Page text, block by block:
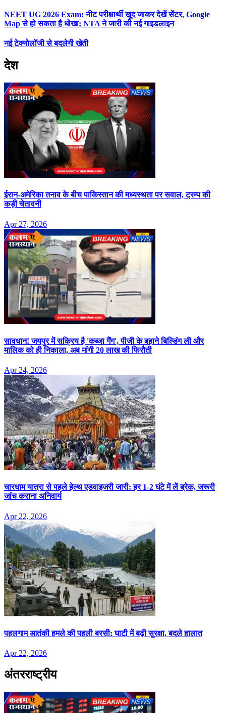
NEET UG 2026 Exam: नीट परीक्षार्थी खुद जाकर देखें सेंटर, Google
Map से हो सकता है धोखा; NTA ने जारी की नई गाइडलाइन
नई टेक्नोलॉजी से बदलेगी खेती
देश
ईरान-अमेरिका तनाव के बीच पाकिस्तान की मध्यस्थता पर सवाल, ट्रम्प की
कड़ी चेतावनी
Apr 27, 2026
सावधान! जयपुर में सक्रिय है 'कब्जा गैंग', पीजी के बहाने बिल्डिंग ली और
मालिक को ही निकाला, अब मांगी 20 लाख की फिरौती
Apr 24, 2026
चारधाम यात्रा से पहले हेल्थ एडवाइजरी जारी: हर 1-2 घंटे में लें ब्रेक, जरूरी
जांच कराना अनिवार्य
Apr 22, 2026
पहलगाम आतंकी हमले की पहली बरसी: घाटी में बढ़ी सुरक्षा, बदले हालात
Apr 22, 2026
अंतरराष्ट्रीय